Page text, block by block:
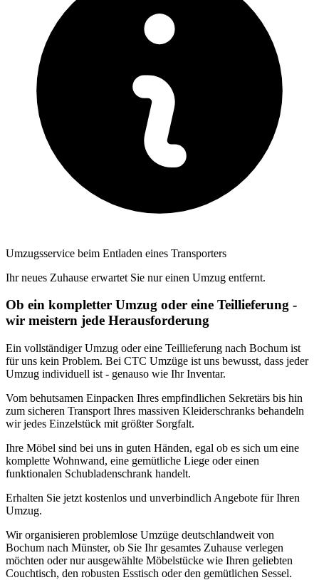
Umzugsservice beim Entladen eines Transporters
Ihr neues Zuhause erwartet Sie nur einen Umzug entfernt.
Ob ein kompletter Umzug oder eine Teillieferung -
wir meistern jede Herausforderung
Ein vollständiger Umzug oder eine Teillieferung nach Bochum ist
für uns kein Problem. Bei CTC Umzüge ist uns bewusst, dass jeder
Umzug individuell ist - genauso wie Ihr Inventar.
Vom behutsamen Einpacken Ihres empfindlichen Sekretärs bis hin
zum sicheren Transport Ihres massiven Kleiderschranks behandeln
wir jedes Einzelstück mit größter Sorgfalt.
Ihre Möbel sind bei uns in guten Händen, egal ob es sich um eine
komplette Wohnwand, eine gemütliche Liege oder einen
funktionalen Schubladenschrank handelt.
Erhalten Sie jetzt kostenlos und unverbindlich Angebote für Ihren
Umzug.
Wir organisieren problemlose Umzüge deutschlandweit von
Bochum nach Münster, ob Sie Ihr gesamtes Zuhause verlegen
möchten oder nur ausgewählte Möbelstücke wie Ihren geliebten
Couchtisch, den robusten Esstisch oder den gemütlichen Sessel.